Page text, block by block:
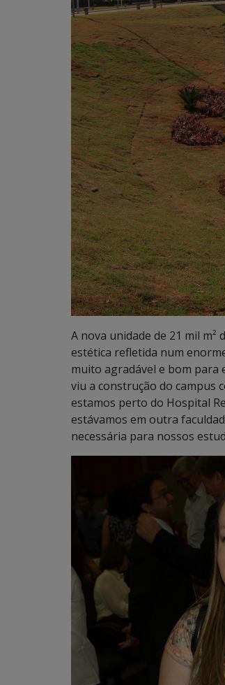
A nova unidade de 21 mil
estética refletida num
muito agradável e bom para
viu a construção do campus
estamos perto do Hospital
estávamos em outra
necessária para nossos